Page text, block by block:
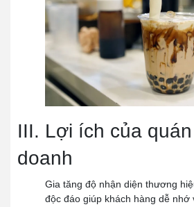
III. Lợi ích của
doanh
Gia tăng độ nhận diện thương
độc đáo giúp khách hàng dễ